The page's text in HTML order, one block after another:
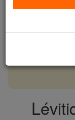
free for all. Be